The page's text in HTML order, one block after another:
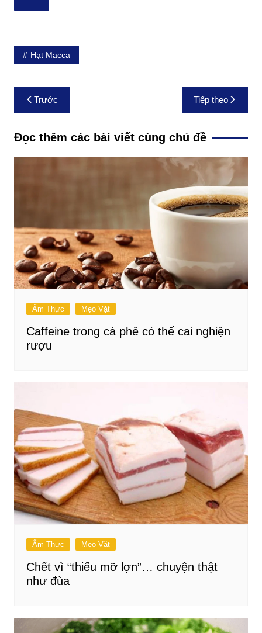
Hạt Macca
Điều
hướng
bài
viết
Trước Tiếp theo
Đọc thêm các bài viết cùng chủ đề
Ẩm Thực Mẹo Vặt
Caffeine trong cà phê có thể cai nghiện
rượu
Ẩm Thực Mẹo Vặt
Chết vì “thiếu mỡ lợn”… chuyện thật
như đùa